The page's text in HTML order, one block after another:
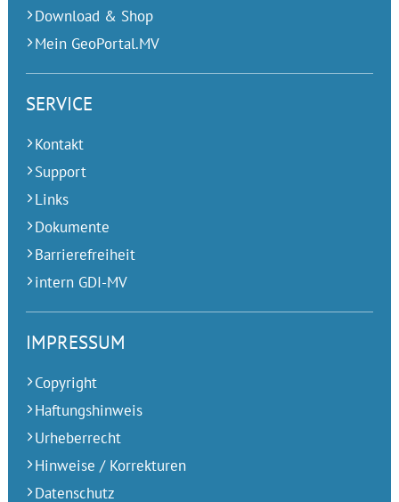
Download & Shop
Mein GeoPortal.MV
SERVICE
Kontakt
Support
Links
Dokumente
Barrierefreiheit
intern GDI-MV
IMPRESSUM
Copyright
Haftungshinweis
Urheberrecht
Hinweise / Korrekturen
Datenschutz